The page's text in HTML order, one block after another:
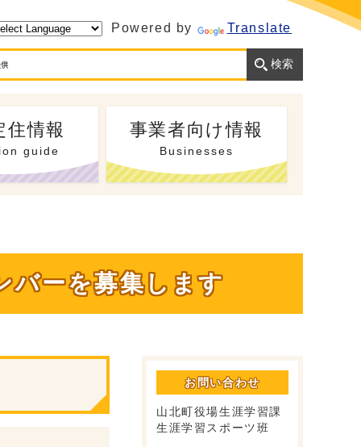
Powered by Translate
住情報
guide
事業者向け情報
Businesses
バーを募集します
お問い合わせ
山北町役場生涯学習課
生涯学習スポーツ班